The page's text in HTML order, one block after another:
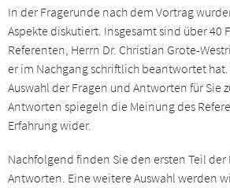
In der Fragerunde nach dem Vortrag
Aspekte diskutiert. Insgesamt sind über 40
Referenten, Herrn Dr. Christian Grote-
er im Nachgang schriftlich beantwortet
Auswahl der Fragen und Antworten für Sie
Antworten spiegeln die Meinung des
Erfahrung wider.
Nachfolgend finden Sie den ersten Teil der
Antworten. Eine weitere Auswahl werden